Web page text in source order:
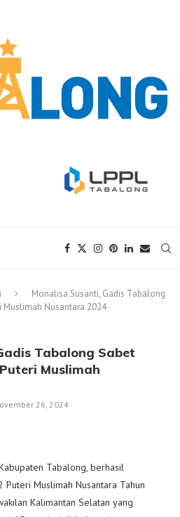
Monalisa Susanti, Gadis Tabalong
Muslimah Nusantara 2024
Tabalong Sabet
Muslimah
26, 2024
Tabalong, berhasil
Muslimah Nusantara Tahun
Kalimantan Selatan yang